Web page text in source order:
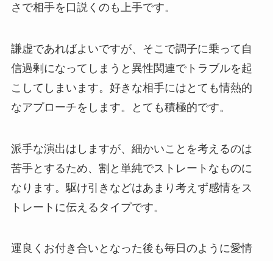
さで相手を口説くのも上手です。
謙虚であればよいですが、そこで調子に乗って自
信過剰になってしまうと異性関連でトラブルを起
こしてしまいます。好きな相手にはとても情熱的
なアプローチをします。とても積極的です。
派手な演出はしますが、細かいことを考えるのは
苦手とするため、割と単純でストレートなものに
なります。駆け引きなどはあまり考えず感情をス
トレートに伝えるタイプです。
運良くお付き合いとなった後も毎日のように愛情